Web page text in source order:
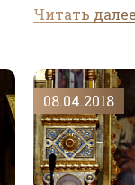
Читать далее
08.04.2018